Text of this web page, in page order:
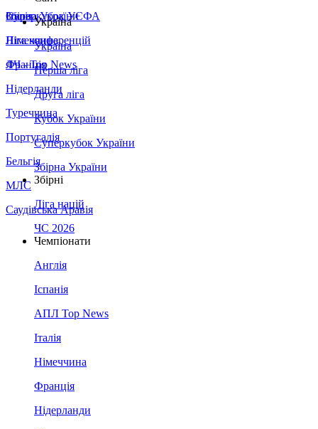
Збірна України
Італія
Німеччина
Франція
Нідерланди
Туреччина
Португалія
Бельгія
МЛС
Саудівська Аравія
Суперкубок УЄФА
Ліга конференцій
ЛЧ - Top News
Україна
Україна
Перша ліга
Друга ліга
Кубок України
Суперкубок України
Збірна України
Збірні
Ліга націй
ЧС 2026
Чемпіонати
Англія
Іспанія
АПЛ Top News
Італія
Німеччина
Франція
Нідерланди